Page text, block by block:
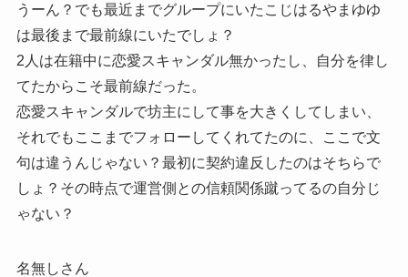
うーん？でも最近までグループにいたこじはるやまゆゆ
は最後まで最前線にいたでしょ？
2人は在籍中に恋愛スキャンダル無かったし、自分を律し
てたからこそ最前線だった。
恋愛スキャンダルで坊主にして事を大きくしてしまい、
それでもここまでフォローしてくれてたのに、ここで文
句は違うんじゃない？最初に契約違反したのはそちらで
しょ？その時点で運営側との信頼関係蹴ってるの自分じ
ゃない？
名無しさん